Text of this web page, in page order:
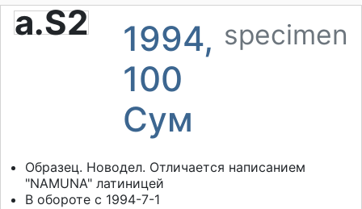
a.S2
1994,
100
Сум
specimen
Образец. Новодел. Отличается написанием
"NAMUNA" латиницей
В обороте с 1994-7-1